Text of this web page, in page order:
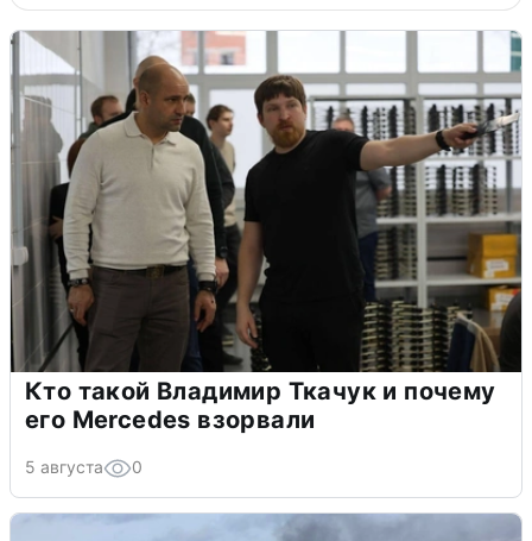
Кто такой Владимир Ткачук и почему
его Mercedes взорвали
5 августа 0